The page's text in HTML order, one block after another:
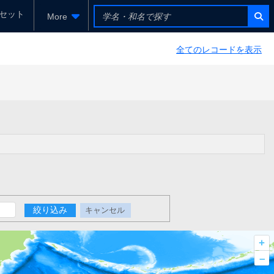
ット More
全てのレコードを表示
絞り込み キャンセル
+
–